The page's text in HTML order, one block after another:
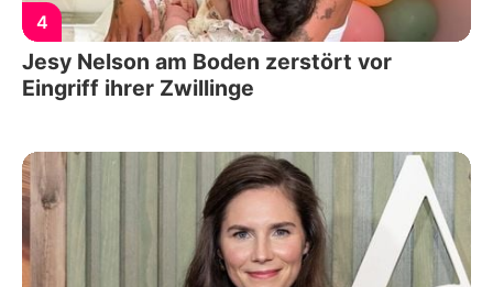
4
Jesy Nelson am Boden zerstört vor
Eingriff ihrer Zwillinge